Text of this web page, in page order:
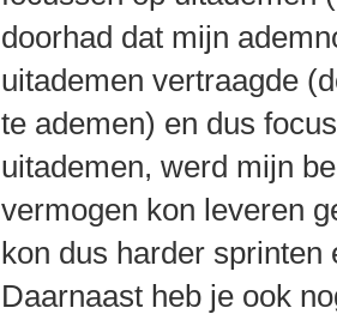
doorhad dat mijn
uitademen vertraagde
te ademen) en dus
uitademen, werd mijn
vermogen kon leveren
kon dus harder
Daarnaast heb je ook